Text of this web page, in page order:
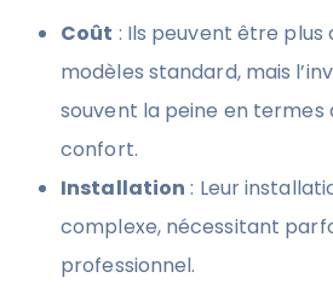
Coût : Ils peuvent être plus
modèles standard, mais
souvent la peine en termes
confort.
Installation : Leur
complexe, nécessitant
professionnel.